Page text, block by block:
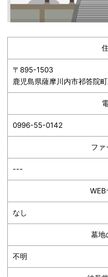
〒895-1503
鹿児島県薩摩川内市祁答院
0996-55-0142
ファ
---
WEB
なし
墓地
不明